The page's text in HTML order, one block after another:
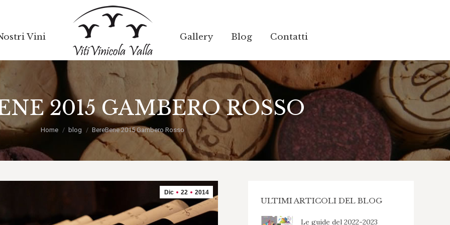
Vini Gallery Blog Contatti
2015 GAMBERO ROSSO
Tu sei qui:
Home blog BereBene 2015 Gambero Rosso
Dic 22 2014
ULTIMI ARTICOLI DEL BLOG
Le guide del 2022-2023
Vini Gallery Blog Contatti